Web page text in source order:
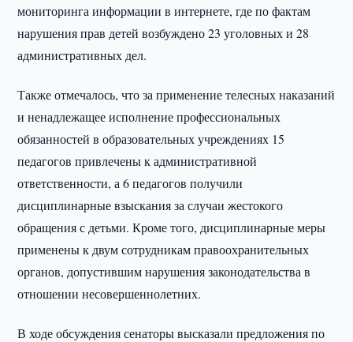
мониторинга информации в интернете, где по фактам
нарушения прав детей возбуждено 23 уголовных и 28
административных дел.
Также отмечалось, что за применение телесных наказаний
и ненадлежащее исполнение профессиональных
обязанностей в образовательных учреждениях 15
педагогов привлечены к административной
ответственности, а 6 педагогов получили
дисциплинарные взыскания за случаи жестокого
обращения с детьми. Кроме того, дисциплинарные меры
применены к двум сотрудникам правоохранительных
органов, допустившим нарушения законодательства в
отношении несовершеннолетних.
В ходе обсуждения сенаторы высказали предложения по